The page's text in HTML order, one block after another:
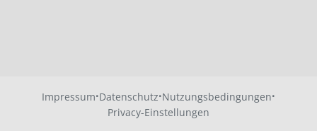
Impressum·Datenschutz·Nutzungsbedingungen·
Privacy-Einstellungen